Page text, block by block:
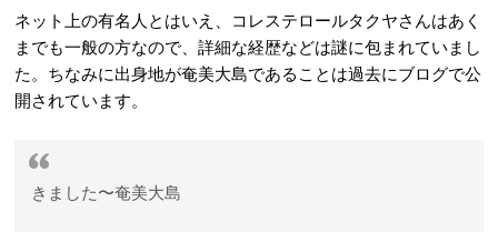
ネット上の有名人とはいえ、コレステロールタクヤさんはあく
までも一般の方なので、詳細な経歴などは謎に包まれていまし
た。ちなみに出身地が奄美大島であることは過去にブログで公
開されています。
きました〜奄美大島